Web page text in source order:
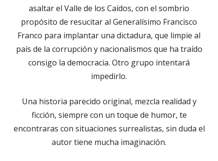
asaltar el Valle de los Caídos, con el sombrio
propósito de resucitar al Generalísimo Francisco
Franco para implantar una dictadura, que limpie al
país de la corrupción y nacionalismos que ha traído
consigo la democracia. Otro grupo intentará
impedirlo.
Una historia parecido original, mezcla realidad y
ficción, siempre con un toque de humor, te
encontraras con situaciones surrealistas, sin duda el
autor tiene mucha imaginación.